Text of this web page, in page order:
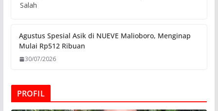
Salah
Agustus Spesial Asik di NUEVE Malioboro, Menginap
Mulai Rp512 Ribuan
30/07/2026
PROFIL